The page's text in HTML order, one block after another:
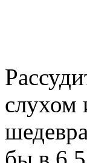
слухом